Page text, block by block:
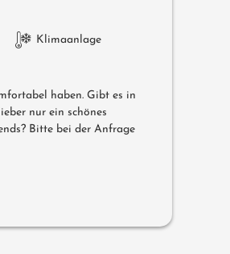
Klimaanlage
haben. Gibt es in
nur ein schönes
Bitte bei der Anfrage